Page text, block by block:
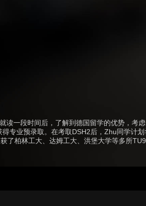
读一段时间后，了解到德国留学的优势，考
专业预录取。在考取DSH2后，Zhu同学计
了柏林工大、达姆工大、洪堡大学等多所